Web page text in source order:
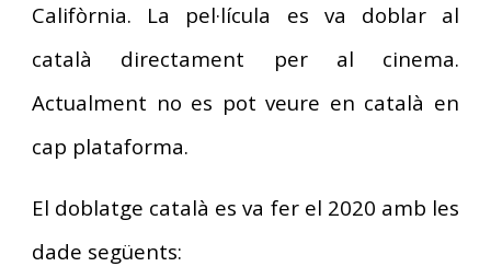
Califòrnia. La pel·lícula es va doblar al
català directament per al cinema.
Actualment no es pot veure en català en
cap plataforma.
El doblatge català es va fer el 2020 amb les
dade següents: